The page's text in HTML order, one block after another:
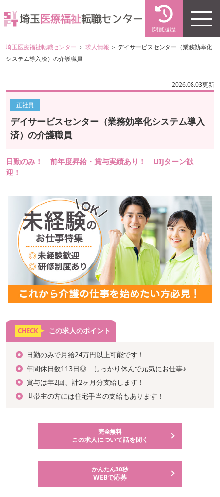
閲覧履歴
埼玉医療福祉転職センター ＞ 求人情報 ＞ デイサービスセンター（業務効率化
システム導入済）の介護職員
2026.08.03更新
正社員
デイサービスセンター（業務効率化システム導入
済）の介護職員
日勤のみ！ 前年度昇給・賞与実績あり！ UIJターン歓
迎！
CHECK この求人のポイント
日勤のみで月給24万円以上可能です！
年間休日数113日◎ しっかり休んで元気にお仕事♪
賞与は年2回、計2ヶ月分支給します！
世帯主の方には住宅手当の支給もあります！
完全無料
この求人について話を聞く
かんたん30秒
WEBで応募